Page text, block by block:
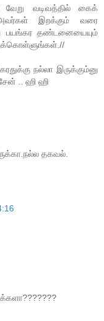
வடிவத்தில் கைக்
அவர்கள் இறக்கும் வரை
பயங்கர தண்டனையையும்
நல்லா இருக்கும்னு
.. ஹி ஹி
தகவல்.